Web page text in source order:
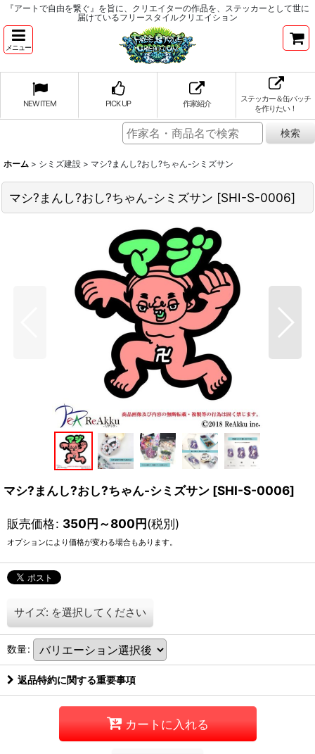
『アートで自由を繋ぐ』を旨に、クリエイターの作品を、ステッカーとして世に
届けているフリースタイルクリエイション
メニュー
NEW ITEM PICK UP 作家紹介
ステッカー＆缶バッチ
を作りたい！
ホーム > シミズ建設 > マシ?まんし?おし?ちゃん-シミズサン
マシ?まんし?おし?ちゃん-シミズサン [SHI-S-0006]
マシ?まんし?おし?ちゃん-シミズサン [SHI-S-0006]
販売価格: 350円～800円(税別)
オプションにより価格が変わる場合もあります。
サイズ: を選択してください
数量:
返品特約に関する重要事項
カートに入れる